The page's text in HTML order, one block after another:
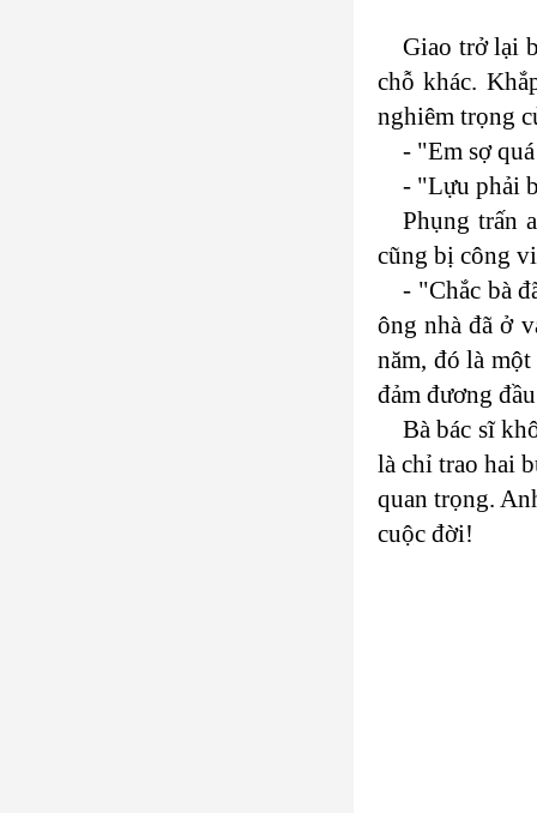
Giao trở lại
chỗ khác.
nghiêm trọng
- "Em sợ
- "Lựu phải
Phụng trấn
cũng bị công
- "Chắc bà
ông nhà đã ở
năm, đó là
đảm đương
Bà bác sĩ
là chỉ trao hai
quan trọng.
cuộc đời!